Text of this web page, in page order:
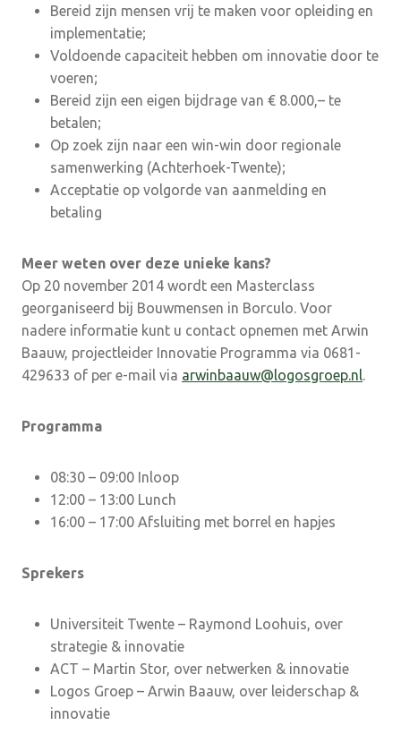
Bereid zijn mensen vrij te maken voor opleiding en
implementatie;
Voldoende capaciteit hebben om innovatie door te
voeren;
Bereid zijn een eigen bijdrage van € 8.000,– te
betalen;
Op zoek zijn naar een win-win door regionale
samenwerking (Achterhoek-Twente);
Acceptatie op volgorde van aanmelding en
betaling
Meer weten over deze unieke kans?
Op 20 november 2014 wordt een Masterclass
georganiseerd bij Bouwmensen in Borculo. Voor
nadere informatie kunt u contact opnemen met Arwin
Baauw, projectleider Innovatie Programma via 0681-
429633 of per e-mail via arwinbaauw@logosgroep.nl.
Programma
08:30 – 09:00 Inloop
12:00 – 13:00 Lunch
16:00 – 17:00 Afsluiting met borrel en hapjes
Sprekers
Universiteit Twente – Raymond Loohuis, over
strategie & innovatie
ACT – Martin Stor, over netwerken & innovatie
Logos Groep – Arwin Baauw, over leiderschap &
innovatie